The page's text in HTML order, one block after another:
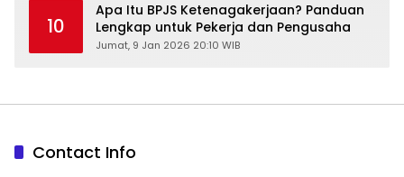
10
Apa Itu BPJS Ketenagakerjaan? Panduan
Lengkap untuk Pekerja dan Pengusaha
Jumat, 9 Jan 2026 20:10 WIB
Contact Info